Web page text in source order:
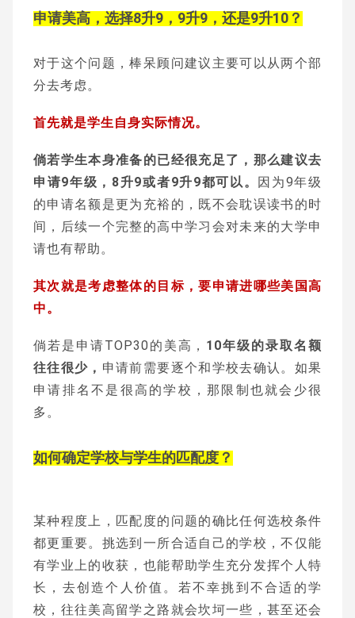
申请美高， 选择8升9，9升9， 还是9升10？
对于这个问题，棒呆顾问建议主要可以从两个部
分去考虑。
首先就是学生自身实际情况。
倘若学生本身准备的已经很充足了，那么建议去
申请9年级，8升9或者9升9都可以。 因为9年级
的申请名额是更为充裕的，既不会耽误读书的时
间，后续一个完整的高中学习会对未来的大学申
请也有帮助。
其次就是考虑整体的目标，要申请进哪些美国高
中。
倘若是申请TOP30的美高， 10年级的录取名额
往往很少， 申请前需要逐个和学校去确认。如果
申请排名不是很高的学校，那限制也就会少很
多。
如何确定学校与学生的匹配度？
某种程度上，匹配度的问题的确比任何选校条件
都更重要。挑选到一所合适自己的学校，不仅能
有学业上的收获，也能帮助学生充分发挥个人特
长，去创造个人价值。若不幸挑到不合适的学
校，往往美高留学之路就会坎坷一些，甚至还会